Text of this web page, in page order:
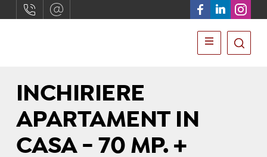
INCHIRIERE
APARTAMENT IN
CASA - 70 MP. +